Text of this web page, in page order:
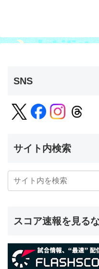
SNS
サイト内検索
スコア速報を見る